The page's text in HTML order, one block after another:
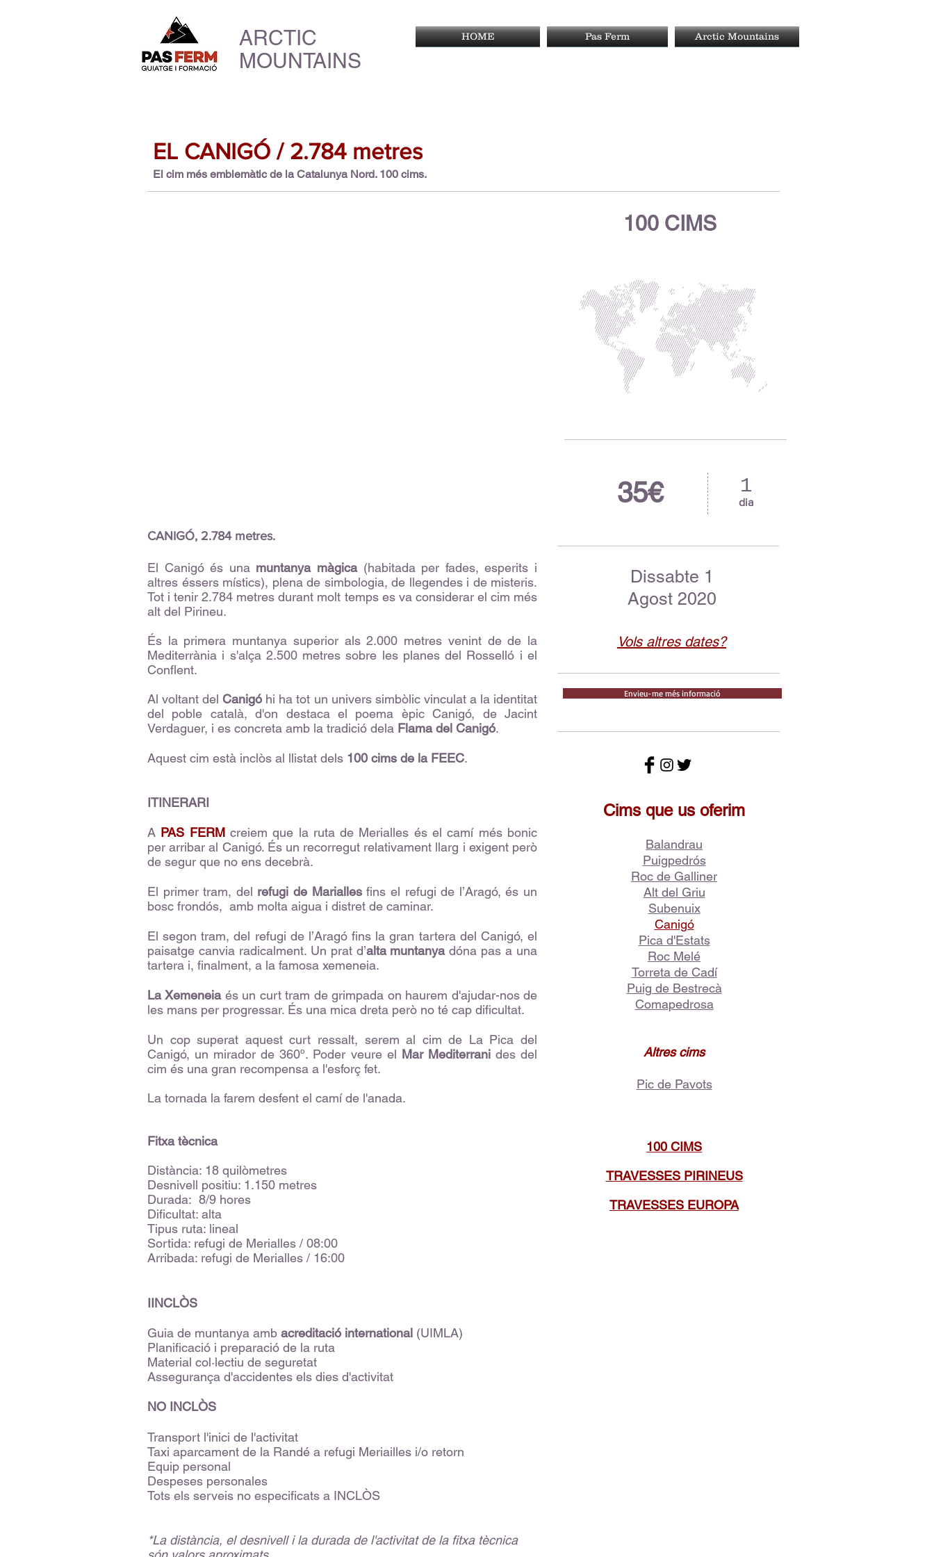
ARCTIC
MOUNTAINS
HOME Pas Ferm Arctic Mountains
EL CANIGÓ / 2.784 metres
El cim més emblemàtic de la Catalunya Nord. 100 cims.
CANIGÓ, 2.784 metres.
El Canigó és una muntanya màgica(habitada per fades, esperits i
altres éssers místics), plena de simbologia, de llegendes i de misteris.
Tot i tenir 2.784 metres durant molt temps es va considerar el cim més
alt del Pirineu.
És la primera muntanya superior als 2.000 metres venint de de la
Mediterrània i s'alça 2.500 metres sobre les planes del Rosselló i el
Conflent.
Al voltant delCanigó hi ha tot un univers simbòlic vinculat a la identitat
del poble català, d'on destaca el poema èpic Canigó, de Jacint
Verdaguer, i es concreta amb la tradició dela Flama del Canigó.
Aquest cim està inclòs al llistat dels 100 cims de la FEEC.
ITINERARI
A PAS FERMcreiem que la ruta de Merialles és el camí més bonic
per arribar al Canigó. És un recorregut relativament llarg i exigent però
de segur que no ens decebrà.
El primer tram, del refugi de Mariallesfins el refugi de l’Aragó, és un
bosc frondós, amb molta aigua i distret de caminar.
El segon tram, del refugi de l’Aragó fins la gran tartera del Canigó, el
paisatge canvia radicalment. Un prat d’alta muntanyadóna pas a una
tartera i, finalment, a la famosa xemeneia.
La Xemeneiaés un curt tram de grimpada on haurem d'ajudar-nos de
les mans per progressar. És una mica dreta però no té cap dificultat.
Un cop superat aquest curt ressalt, serem al cim de La Pica del
Canigó, un mirador de 360º. Poder veure el Mar Mediterranides del
cim és una gran recompensa a l'esforç fet.
La tornada la farem desfent el camí de l'anada.
Fitxa tècnica
Distància: 18 quilòmetres
Desnivell positiu: 1.150 metres
Durada: 8/9 hores
Dificultat: alta
Tipus ruta: lineal
Sortida: refugi de Merialles / 08:00
Arribada: refugi de Merialles / 16:00
IINCLÒS
Guia de muntanya amb acreditació international (UIMLA)
Planificació i preparació de la ruta
Material col·lectiu de seguretat
Assegurança d'accidentes els dies d'activitat
NO INCLÒS
Transport l'inici de l'activitat
Taxi aparcament de la Randé a refugi Meriailles i/o retorn
Equip personal
Despeses personales
Tots els serveis no especificats a INCLÒS
*La distància, el desnivell i la durada de l'activitat de la fitxa tècnica
100 CIMS
35€ 1
dia
Dissabte 1
Agost 2020
Vols altres dates?
Envieu-me més informació
Cims que us oferim
Balandrau
Puigpedrós
Roc de Galliner
Alt del Griu
Subenuix
Canigó
Pica d'Estats
Roc Melé
Torreta de Cadí
Puig de Bestrecà
Comapedrosa
Altres cims
Pic de Pavots
100 CIMS
TRAVESSES PIRINEUS
TRAVESSES EUROPA